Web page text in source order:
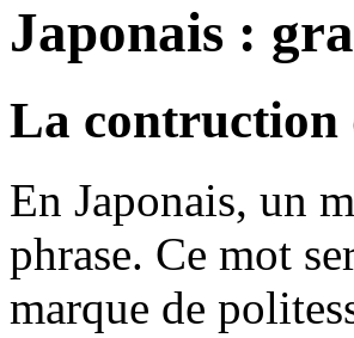
Japonais :
La contruction
En Japonais, un
phrase. Ce mot
marque de